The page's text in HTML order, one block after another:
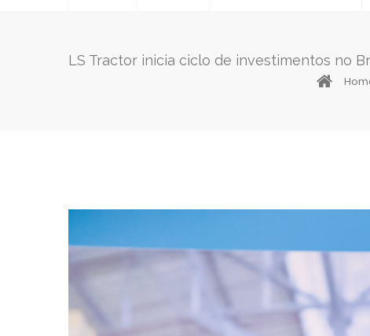
LS Tractor inicia ciclo de investimentos no